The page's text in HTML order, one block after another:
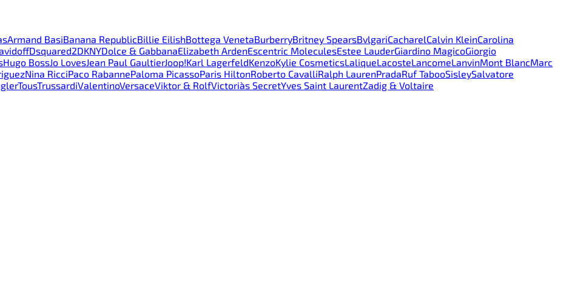
Armand BasiBanana RepublicBillie EilishBottega VenetaBurberryBritney SpearsBvlgariCacharelCalvin KleinCarolina
Dsquared2DKNYDolce & GabbanaElizabeth ArdenEscentric MoleculesEstee LauderGiardino MagicoGiorgio
Hugo BossJo LovesJean Paul GaultierJoop!Karl LagerfeldKenzoKylie CosmeticsLaliqueLacosteLancomeLanvinMont BlancMarc
Nina RicciPaco RabannePaloma PicassoParis HiltonRoberto CavalliRalph LaurenPradaRuf TabooSisleySalvatore
TousTrussardiValentinoVersaceViktor & RolfVictoria`s SecretYves Saint LaurentZadig & Voltaire